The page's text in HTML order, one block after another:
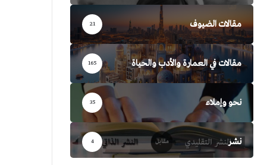
مقالات الضيوف 21
مقالات في العمارة والأدب والحياة 165
نحو وإملاء 35
نشر 4